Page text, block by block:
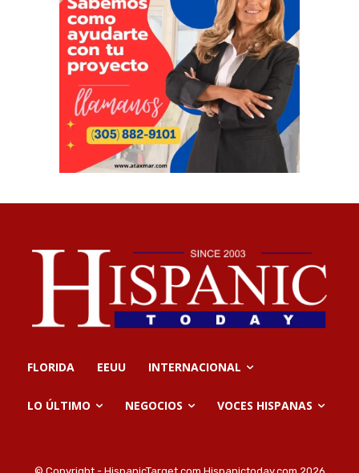
FLORIDA EEUU INTERNACIONAL
LO ÚLTIMO NEGOCIOS VOCES HISPANAS